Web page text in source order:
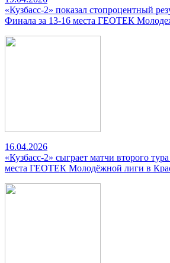
«Кузбасс-2» показал стопроцентный
Финала за 13-16 места ГЕОТЕК
16.04.2026
«Кузбасс-2» сыграет матчи второго
места ГЕОТЕК Молодёжной лиги в